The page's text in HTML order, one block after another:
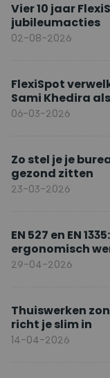
Vier 10 jaar
jubileumacties
02-08-2026
FlexiSpot
Sami Khedira
06-03-2026
Zo stel je je
gezond zitten
23-03-2026
EN 527 en EN
ergonomisch
29-04-2026
Thuiswerken
richt je slim in
14-04-2026